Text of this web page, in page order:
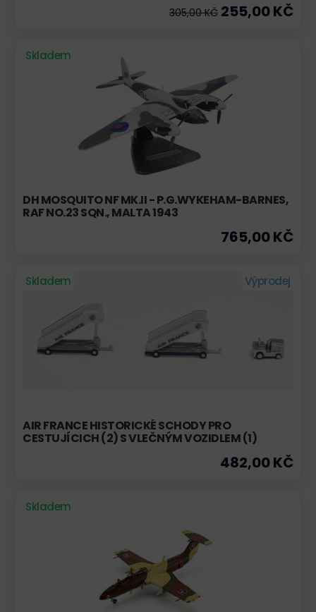
305,00 KČ 255,00 KČ
Skladem
DH MOSQUITO NF MK.II - P.G.WYKEHAM-BARNES,
RAF NO.23 SQN., MALTA 1943
765,00 KČ
Skladem Výprodej
AIR FRANCE HISTORICKÉ SCHODY PRO
CESTUJÍCICH (2) S VLEČNÝM VOZIDLEM (1)
482,00 KČ
Skladem